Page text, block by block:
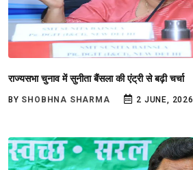
राज्यसभा चुनाव में सुनीता बैंसला की एंट्री से बढ़ी चर्चा
BY SHOBHNA SHARMA 2 JUNE, 2026